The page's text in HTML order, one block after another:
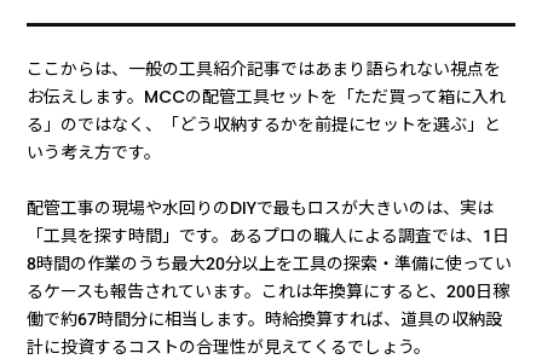
ここからは、一般の工具紹介記事ではあまり語られない視点を
お伝えします。MCCの配管工具セットを「ただ買って箱に入れ
る」のではなく、「どう収納するかを前提にセットを選ぶ」と
いう考え方です。
配管工事の現場や水回りのDIYで最もロスが大きいのは、実は
「工具を探す時間」です。あるプロの職人による調査では、1日
8時間の作業のうち最大20分以上を工具の探索・準備に使ってい
るケースも報告されています。これは年換算にすると、200日稼
働で約67時間分に相当します。時給換算すれば、道具の収納設
計に投資するコストの合理性が見えてくるでしょう。